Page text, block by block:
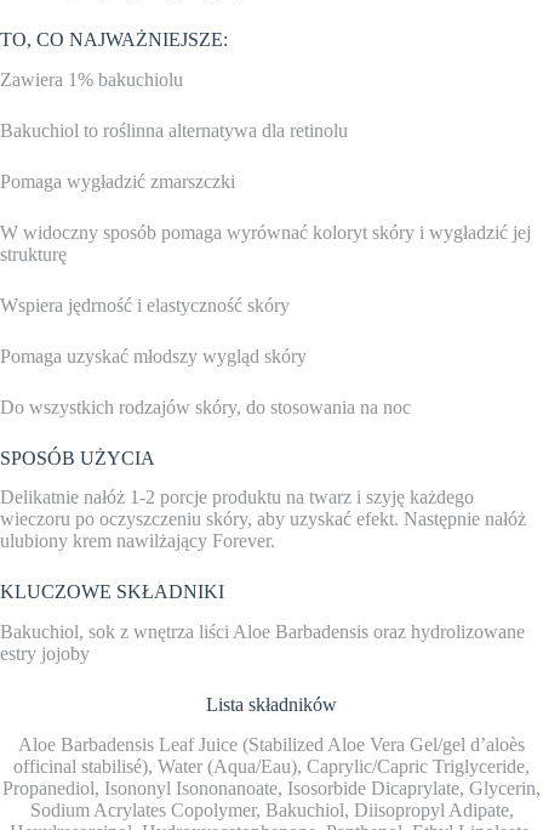
TO, CO NAJWAŻNIEJSZE:
Zawiera 1% bakuchiolu
Bakuchiol to roślinna alternatywa dla retinolu
Pomaga wygładzić zmarszczki
W widoczny sposób pomaga wyrównać koloryt skóry i wygładzić jej
strukturę
Wspiera jędrność i elastyczność skóry
Pomaga uzyskać młodszy wygląd skóry
Do wszystkich rodzajów skóry, do stosowania na noc
SPOSÓB UŻYCIA
Delikatnie nałóż 1-2 porcje produktu na twarz i szyję każdego
wieczoru po oczyszczeniu skóry, aby uzyskać efekt. Następnie nałóż
ulubiony krem ​​nawilżający Forever.
KLUCZOWE SKŁADNIKI
Bakuchiol, sok z wnętrza liści Aloe Barbadensis oraz hydrolizowane
estry jojoby
Lista składników
Aloe Barbadensis Leaf Juice (Stabilized Aloe Vera Gel/gel d’aloès
officinal stabilisé), Water (Aqua/Eau), Caprylic/Capric Triglyceride,
Propanediol, Isononyl Isononanoate, Isosorbide Dicaprylate, Glycerin,
Sodium Acrylates Copolymer, Bakuchiol, Diisopropyl Adipate,